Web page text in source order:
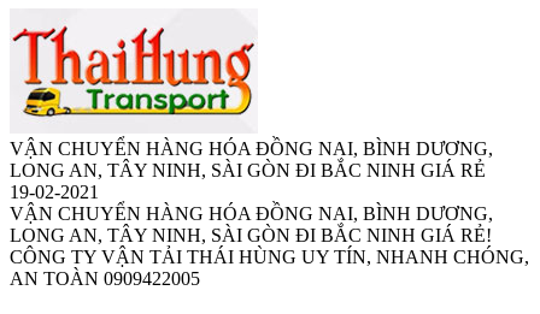
VẬN CHUYỂN HÀNG HÓA ĐỒNG NAI, BÌNH DƯƠNG,
LONG AN, TÂY NINH, SÀI GÒN ĐI BẮC NINH GIÁ RẺ
19-02-2021
VẬN CHUYỂN HÀNG HÓA ĐỒNG NAI, BÌNH DƯƠNG,
LONG AN, TÂY NINH, SÀI GÒN ĐI BẮC NINH GIÁ RẺ!
CÔNG TY VẬN TẢI THÁI HÙNG UY TÍN, NHANH CHÓNG,
AN TOÀN 0909422005